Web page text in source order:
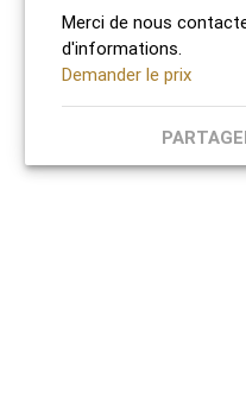
Merci de nous
d'informations.
Demander le prix